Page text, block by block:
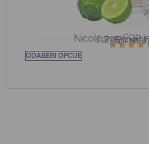
Nicole 705 EDP
Fahrenheit |
För män
ODABERI OPCIJE